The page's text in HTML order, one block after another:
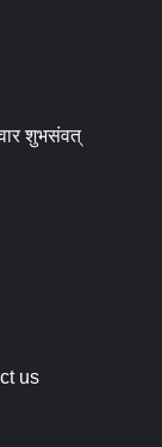
शुभसंवत्
us